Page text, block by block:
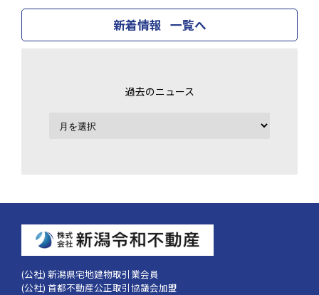
新着情報 一覧へ
過去のニュース
(公社) 新潟県宅地建物取引業会員
(公社) 首都不動産公正取引協議会加盟